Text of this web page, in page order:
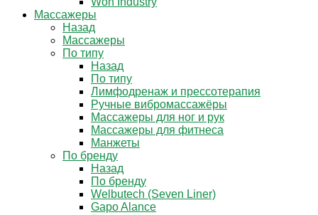
Массажеры
Назад
Массажеры
По типу
Назад
По типу
Лимфодренаж и прессотерапия
Ручные вибромассажёры
Массажеры для ног и рук
Массажеры для фитнеса
Манжеты
По бренду
Назад
По бренду
Welbutech (Seven Liner)
Gapo Alance